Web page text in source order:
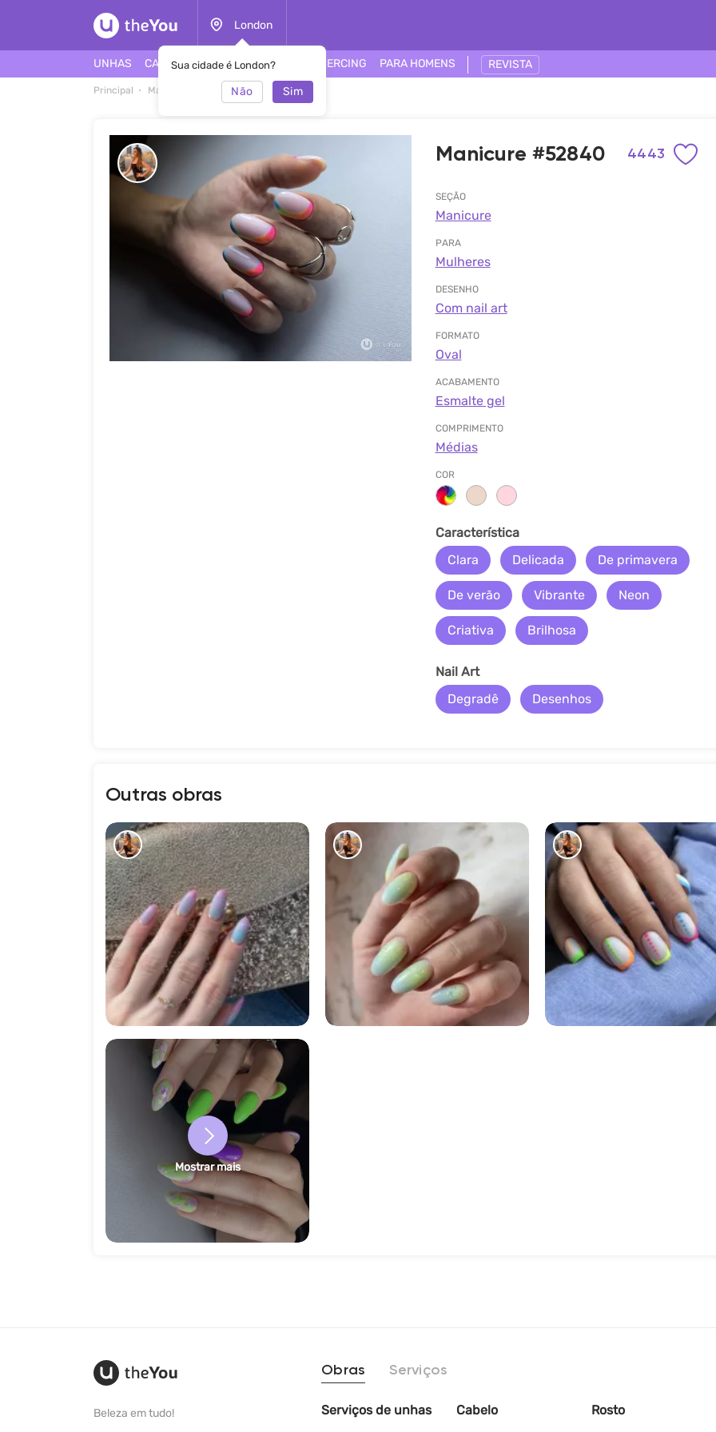
London
Sua cidade é London?
Não Sim
UNHAS CABELO ROSTO TATUAGEM PIERCING PARA HOMENS REVISTA
Principal Manicure Manicure #52840
Manicure #52840 4443
SEÇÃO
Manicure
PARA
Mulheres
DESENHO
Com nail art
FORMATO
Oval
ACABAMENTO
Esmalte gel
COMPRIMENTO
Médias
COR
Característica
Clara
Delicada De primavera
De verão Vibrante Neon
Criativa Brilhosa
Nail Art
Degradê
Desenhos
Outras obras
5378 5697 5454
Mostrar mais
Beleza em tudo!
Obras Serviços
Serviços de unhas Cabelo Rosto